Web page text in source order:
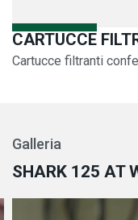
CARTUCCE
Cartucce filtranti
Galleria
SHARK 125 AT